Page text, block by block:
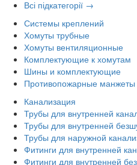
Всі підкатегорії →
Системы креплений
Хомуты трубные
Хомуты вентиляционные
Комплектующие к хомутам
Шины и комплектующие
Противопожарные манжеты
Канализация
Трубы для внутренней
Трубы для внутренней
Трубы для наружной
Фитинги для внутренней
Фитинги для внутренней